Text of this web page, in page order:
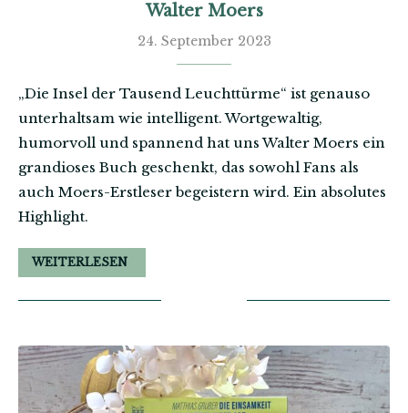
Walter Moers
24. September 2023
„Die Insel der Tausend Leuchttürme“ ist genauso
unterhaltsam wie intelligent. Wortgewaltig,
humorvoll und spannend hat uns Walter Moers ein
grandioses Buch geschenkt, das sowohl Fans als
auch Moers-Erstleser begeistern wird. Ein absolutes
Highlight.
WEITERLESEN